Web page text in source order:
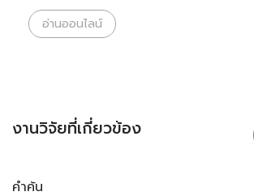
อ่านออนไลน์
งานวิจัยที่เกี่ยวข้อง
คำค้น